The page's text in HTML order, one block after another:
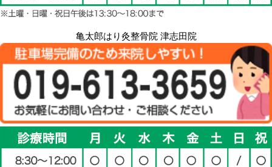
亀太郎はり灸整骨院 津志田院